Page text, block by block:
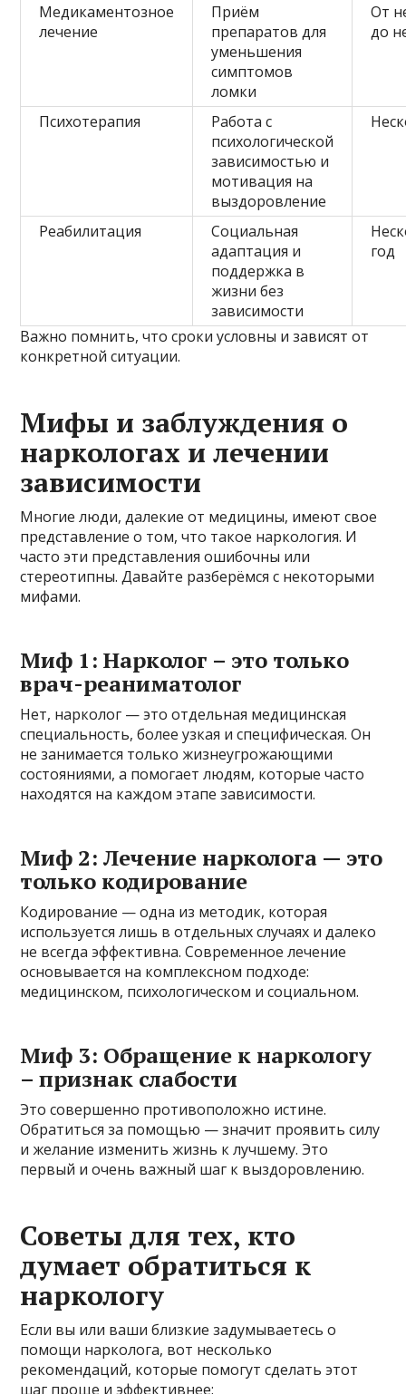
Медикаментозное
лечение
Приём
препаратов для
уменьшения
симптомов
ломки
От
до
Психотерапия
Работа с
психологической
зависимостью и
мотивация на
выздоровление
Реабилитация
Социальная
адаптация и
поддержка в
жизни без
зависимости
год
Важно помнить, что сроки условны и зависят от
конкретной ситуации.
Мифы и заблуждения о
наркологах и лечении
зависимости
Многие люди, далекие от медицины, имеют свое
представление о том, что такое наркология. И
часто эти представления ошибочны или
стереотипны. Давайте разберёмся с некоторыми
мифами.
Миф 1: Нарколог – это только
врач-реаниматолог
Нет, нарколог — это отдельная медицинская
специальность, более узкая и специфическая. Он
не занимается только жизнеугрожающими
состояниями, а помогает людям, которые часто
находятся на каждом этапе зависимости.
Миф 2: Лечение нарколога — это
только кодирование
Кодирование — одна из методик, которая
используется лишь в отдельных случаях и далеко
не всегда эффективна. Современное лечение
основывается на комплексном подходе:
медицинском, психологическом и социальном.
Миф 3: Обращение к наркологу
– признак слабости
Это совершенно противоположно истине.
Обратиться за помощью — значит проявить силу
и желание изменить жизнь к лучшему. Это
первый и очень важный шаг к выздоровлению.
Советы для тех, кто
думает обратиться к
наркологу
Если вы или ваши близкие задумываетесь о
помощи нарколога, вот несколько
рекомендаций, которые помогут сделать этот
шаг проще и эффективнее: